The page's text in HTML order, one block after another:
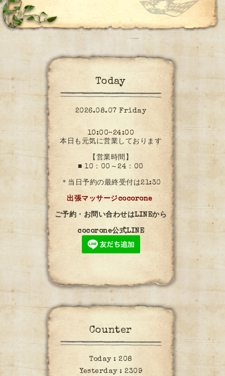
Today
2026.08.07 Friday
10:00~24:00
本日も元気に営業しております
【営業時間】
■ 10：00～24：00
＊当日予約の最終受付は21:30
出張マッサージcocorone
ご予約・お問い合わせはLINEから
cocorone公式LINE
Counter
Today :208
Yesterday : 2309